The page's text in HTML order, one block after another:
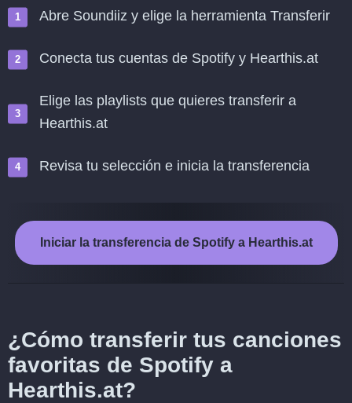
Abre Soundiiz y elige la herramienta Transferir
Conecta tus cuentas de Spotify y Hearthis.at
Elige las playlists que quieres transferir a
Hearthis.at
Revisa tu selección e inicia la transferencia
Iniciar la transferencia de Spotify a Hearthis.at
¿Cómo transferir tus canciones
favoritas de Spotify a
Hearthis.at?